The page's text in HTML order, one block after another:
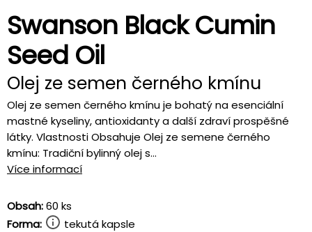
Swanson Black Cumin
Seed Oil
Olej ze semen černého kmínu
Olej ze semen černého kmínu je bohatý na esenciální
mastné kyseliny, antioxidanty a další zdraví prospěšné
látky. Vlastnosti Obsahuje Olej ze semene černého
kmínu: Tradiční bylinný olej s...
Více informací
Obsah:60 ks
Forma:
tekutá kapsle